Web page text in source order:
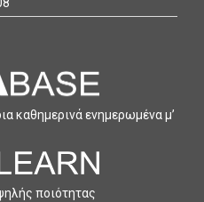
καθηµερινά ενηµερωµένα µ’
ποιότητας